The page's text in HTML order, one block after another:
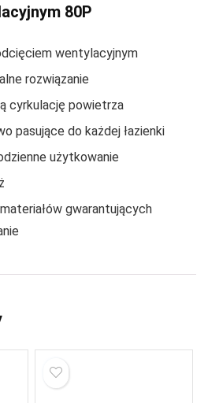
80P
wentylacyjnym
rozwiązanie
cyrkulację powietrza
pasujące do każdej łazienki
użytkowanie
gwarantujących